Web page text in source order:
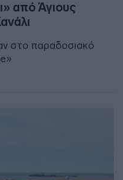
από Άγιους
στο παραδοσιακό